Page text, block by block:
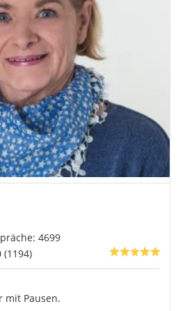
4699
mit Pausen.